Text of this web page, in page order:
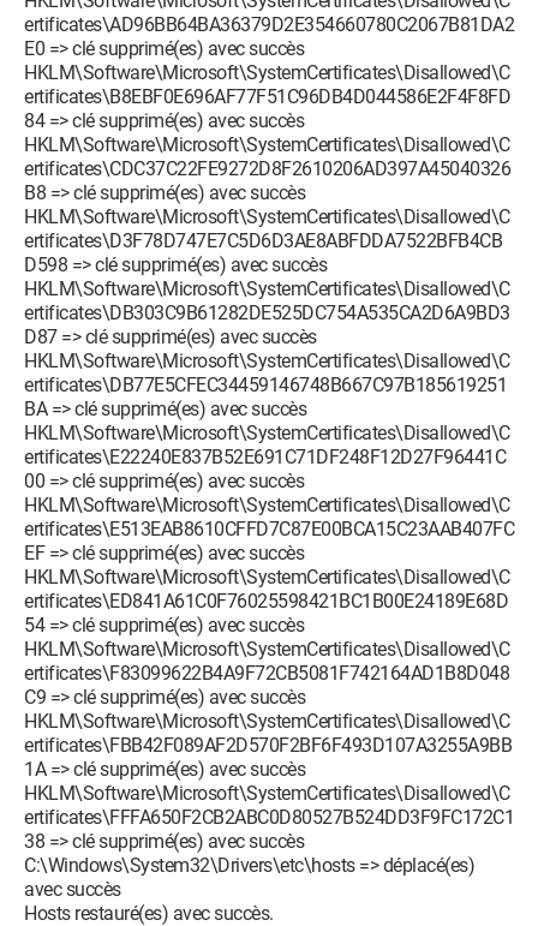
ertificates\AD96BB64BA36379D2E354660780C2067B81DA2
E0 => clé supprimé(es) avec succès
HKLM\Software\Microsoft\SystemCertificates\Disallowed\C
ertificates\B8EBF0E696AF77F51C96DB4D044586E2F4F8FD
84 => clé supprimé(es) avec succès
HKLM\Software\Microsoft\SystemCertificates\Disallowed\C
ertificates\CDC37C22FE9272D8F2610206AD397A45040326
B8 => clé supprimé(es) avec succès
HKLM\Software\Microsoft\SystemCertificates\Disallowed\C
ertificates\D3F78D747E7C5D6D3AE8ABFDDA7522BFB4CB
D598 => clé supprimé(es) avec succès
HKLM\Software\Microsoft\SystemCertificates\Disallowed\C
ertificates\DB303C9B61282DE525DC754A535CA2D6A9BD3
D87 => clé supprimé(es) avec succès
HKLM\Software\Microsoft\SystemCertificates\Disallowed\C
ertificates\DB77E5CFEC34459146748B667C97B185619251
BA => clé supprimé(es) avec succès
HKLM\Software\Microsoft\SystemCertificates\Disallowed\C
ertificates\E22240E837B52E691C71DF248F12D27F96441C
00 => clé supprimé(es) avec succès
HKLM\Software\Microsoft\SystemCertificates\Disallowed\C
ertificates\E513EAB8610CFFD7C87E00BCA15C23AAB407FC
EF => clé supprimé(es) avec succès
HKLM\Software\Microsoft\SystemCertificates\Disallowed\C
ertificates\ED841A61C0F76025598421BC1B00E24189E68D
54 => clé supprimé(es) avec succès
HKLM\Software\Microsoft\SystemCertificates\Disallowed\C
ertificates\F83099622B4A9F72CB5081F742164AD1B8D048
C9 => clé supprimé(es) avec succès
HKLM\Software\Microsoft\SystemCertificates\Disallowed\C
ertificates\FBB42F089AF2D570F2BF6F493D107A3255A9BB
1A => clé supprimé(es) avec succès
HKLM\Software\Microsoft\SystemCertificates\Disallowed\C
ertificates\FFFA650F2CB2ABC0D80527B524DD3F9FC172C1
38 => clé supprimé(es) avec succès
C:\Windows\System32\Drivers\etc\hosts => déplacé(es)
avec succès
Hosts restauré(es) avec succès.